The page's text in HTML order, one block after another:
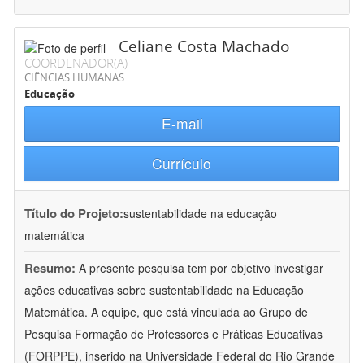
Celiane Costa Machado
COORDENADOR(A)
CIÊNCIAS HUMANAS
Educação
E-mail
Currículo
Título do Projeto:sustentabilidade na educação
matemática
Resumo: A presente pesquisa tem por objetivo investigar
ações educativas sobre sustentabilidade na Educação
Matemática. A equipe, que está vinculada ao Grupo de
Pesquisa Formação de Professores e Práticas Educativas
(FORPPE), inserido na Universidade Federal do Rio Grande